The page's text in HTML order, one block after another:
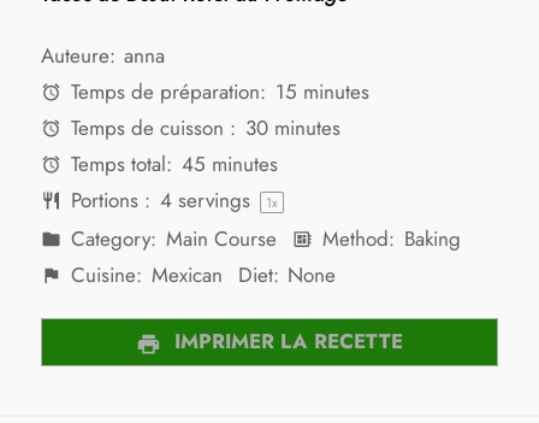
Auteure: anna
Temps de préparation: 15 minutes
Temps de cuisson : 30 minutes
Temps total: 45 minutes
Portions : 4servings 1x
Category: Main Course Method: Baking
Cuisine: Mexican Diet: None
IMPRIMER LA RECETTE